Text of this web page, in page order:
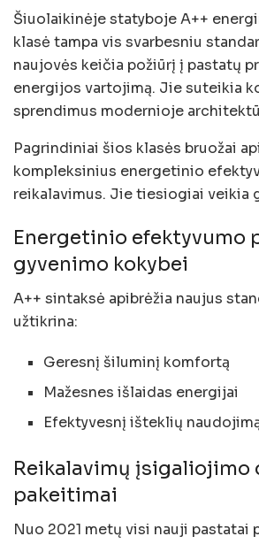
Šiuolaikinėje statyboje A++
klasė tampa vis svarbesniu
naujovės keičia požiūrį į pastatų
energijos vartojimą. Jie suteikia
sprendimus modernioje
Pagrindiniai šios klasės bruožai
kompleksinius energetinio
reikalavimus. Jie tiesiogiai veikia
Energetinio efektyvumo
gyvenimo kokybei
A++ sintaksė apibrėžia naujus
užtikrina:
Geresnį šiluminį komfortą
Mažesnes išlaidas energijai
Efektyvesnį išteklių
Reikalavimų įsigaliojimo
pakeitimai
Nuo 2021 metų visi nauji pastatai